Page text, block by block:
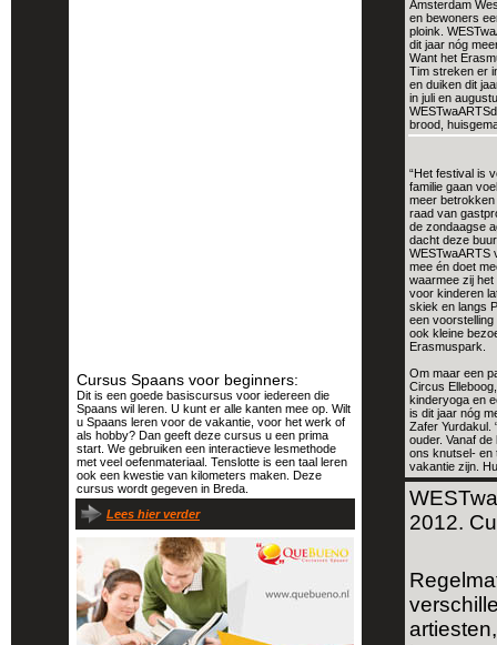
Cursus Spaans voor beginners:
Dit is een goede basiscursus voor iedereen die
Spaans wil leren. U kunt er alle kanten mee op. Wilt
u Spaans leren voor de vakantie, voor het werk of
als hobby? Dan geeft deze cursus u een prima
start. We gebruiken een interactieve lesmethode
met veel oefenmateriaal. Tenslotte is een taal leren
ook een kwestie van kilometers maken. Deze
cursus wordt gegeven in Breda.
Lees hier verder
Amsterdam
en bewoners
ploink.
dit jaar nóg
Want het
Tim streken er
en duiken dit
in juli en
brood,
“Het festival is
familie gaan
meer betrokken
raad van
de zondaagse
dacht deze
WESTwaARTS
mee én doet
waarmee zij
voor kinderen
skiek en langs
een
ook kleine
Erasmuspark.
Om maar een
Circus
kinderyoga en
is dit jaar nóg
Zafer Yurdakul.
ouder. Vanaf
ons knutsel- en
vakantie zijn.
2012.